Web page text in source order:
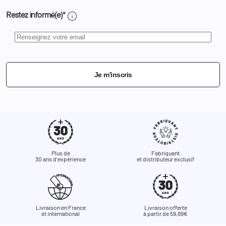
Restez informé(e)* info
Je m'inscris
Plus de
30 ans d'expérience
Fabriquant
et distributeur exclusif
Livraison en France
et international
Livraison offerte
à partir de 59,99€